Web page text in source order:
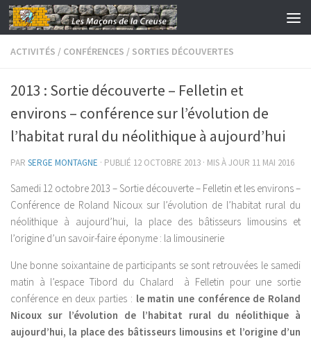
Skip to content
ACTIVITÉS / CONFÉRENCES / SORTIES DÉCOUVERTES
2013 : Sortie découverte – Felletin et
environs – conférence sur l’évolution de
l’habitat rural du néolithique à aujourd’hui
PAR SERGE MONTAGNE · PUBLIÉ 12 OCTOBRE 2013 · MIS À JOUR 11 MAI 2016
Samedi 12 octobre 2013 – Sortie découverte – Felletin et les environs –
Conférence de Roland Nicoux sur l’évolution de l’habitat rural du
néolithique à aujourd’hui, la place des bâtisseurs limousins et
l’origine d’un savoir-faire éponyme : la limousinerie
Une bonne soixantaine de participants se sont retrouvées le samedi
matin à l’espace Tibord du Chalard à Felletin pour une sortie
conférence en deux parties : le matin une conférence de Roland
Nicoux sur l’évolution de l’habitat rural du néolithique à
aujourd’hui, la place des bâtisseurs limousins et l’origine d’un